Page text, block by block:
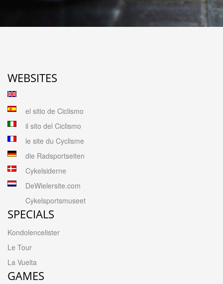
WEBSITES
el sitio de Ciclismo
il sito del Ciclismo
le site du Cyclisme
die Radsportseiten
Cykelsiderne
DeWielersite.com
Cykelsportsmuseet
SPECIALS
Kondolencelister
Le Tour
La Vuelta
GAMES